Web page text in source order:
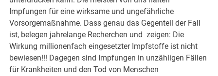
Impfungen für eine wirksame und ungefährliche
Vorsorgemaßnahme. Dass genau das Gegenteil der Fall
ist, belegen jahrelange Recherchen und zeigen: Die
Wirkung millionenfach eingesetzter Impfstoffe ist nicht
bewiesen!!! Dagegen sind Impfungen in unzähligen Fällen
für Krankheiten und den Tod von Menschen